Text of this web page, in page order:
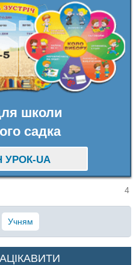
школи
садка
УРОК-UA
4
Учням